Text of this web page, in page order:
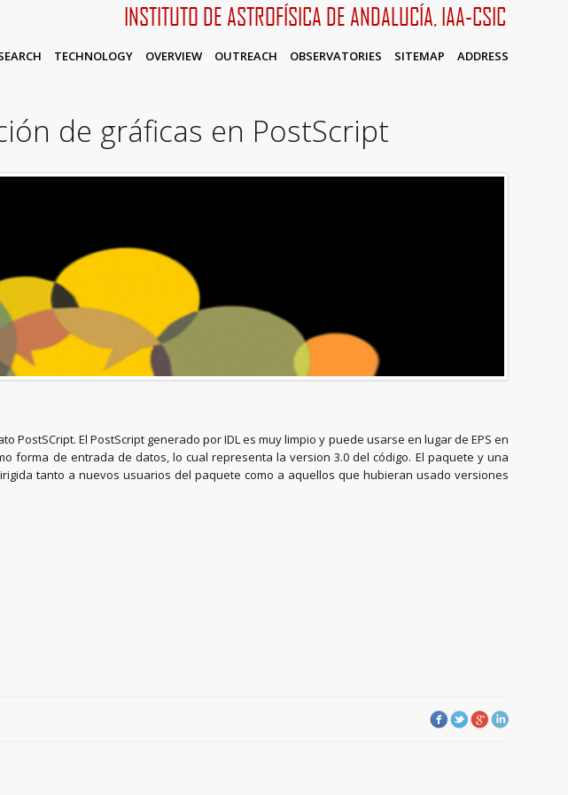
INSTITUTO DE ASTROFÍSICA DE ANDALUCÍA, IAA-CSIC
TECHNOLOGY OVERVIEW OUTREACH OBSERVATORIES SITEMAP ADDRESS
de gráficas en PostScript
El PostScript generado por IDL es muy limpio y puede usarse en lugar de EPS en
forma de entrada de datos, lo cual representa la version 3.0 del código. El paquete y una
tanto a nuevos usuarios del paquete como a aquellos que hubieran usado versiones